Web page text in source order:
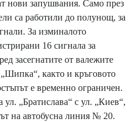
нови запушвания. Само през
са работили до полунощ, за
За изминалото
16 сигнала за
засегнатите от валежите
както и кръговото
е временно ограничен.
„Братислава“ с ул. „Киев“,
на автобусна линия № 20.